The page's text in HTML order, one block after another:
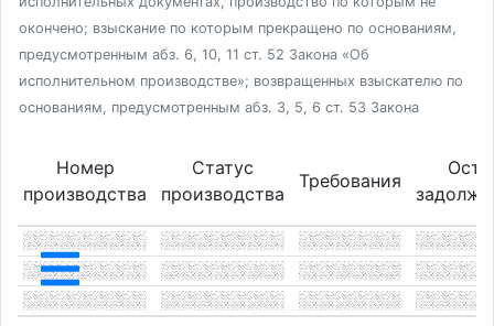
окончено; взыскание по которым прекращено по основаниям,
предусмотренным абз. 6, 10, 11 ст. 52 Закона «Об
исполнительном производстве»; возвращенных взыскателю по
основаниям, предусмотренным абз. 3, 5, 6 ст. 53 Закона
Номер
производства
Статус
производства
Требования